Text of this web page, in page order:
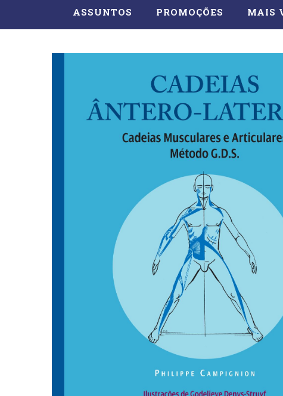
ASSUNTOS
Administração, RH (77)
Cinema (23)
Corpo e Movimento (226)
Culinária, Alimentação (14)
Educação Especial (39)
PNL (Programação Neurolingüística) (41)
Publicidade, Propaganda e Marketing (33)
Relações Públicas e Comunicação Empresarial
Sem categoria (0)
Terapia Ocupacional (21)
Vida Prática (32)
PROMOÇÕES MAIS